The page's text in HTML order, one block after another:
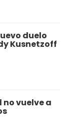
duelo
Kusnetzoff
no vuelve a